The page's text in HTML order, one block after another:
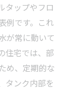
タップやフロ
例です。これ
が常に動いて
住宅では、部
め、定期的な
タンク内部を